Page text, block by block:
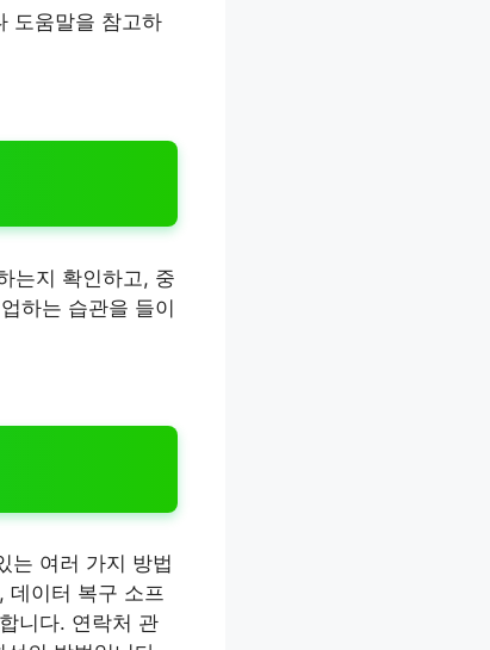
도움말을 참고하
는지 확인하고, 중
하는 습관을 들이
는 여러 가지 방법
데이터 복구 소프
니다. 연락처 관